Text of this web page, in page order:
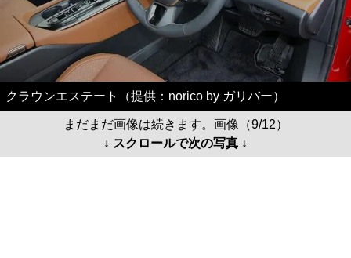
クラウンエステート（提供：norico by ガリバー）
まだまだ画像は続きます。画像（9/12）
↓ スクロールで次の写真 ↓